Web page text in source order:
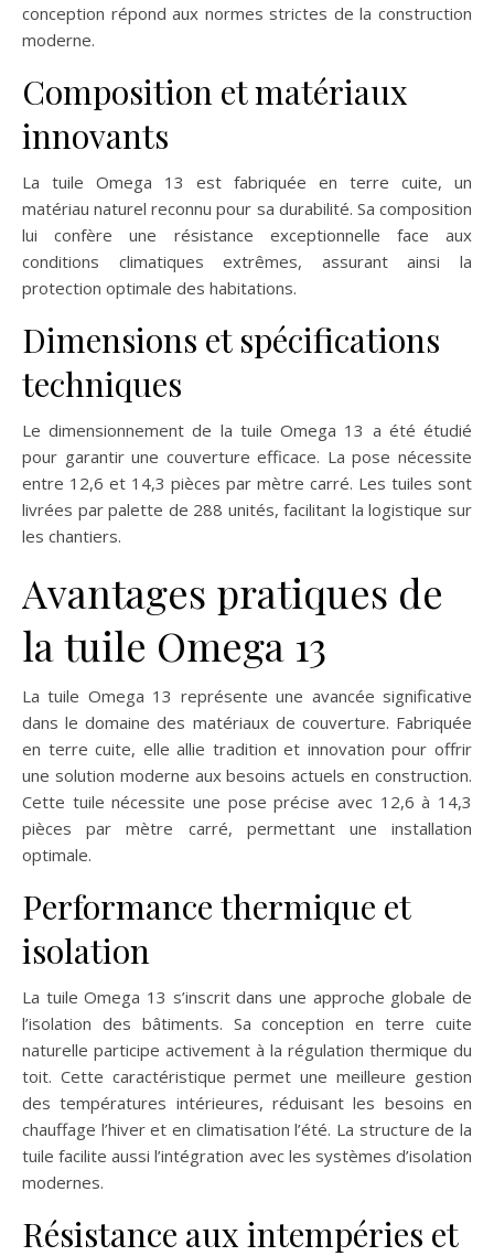
conception répond aux normes strictes de la construction
moderne.
Composition et matériaux
innovants
La tuile Omega 13 est fabriquée en terre cuite, un
matériau naturel reconnu pour sa durabilité. Sa composition
lui confère une résistance exceptionnelle face aux
conditions climatiques extrêmes, assurant ainsi la
protection optimale des habitations.
Dimensions et spécifications
techniques
Le dimensionnement de la tuile Omega 13 a été étudié
pour garantir une couverture efficace. La pose nécessite
entre 12,6 et 14,3 pièces par mètre carré. Les tuiles sont
livrées par palette de 288 unités, facilitant la logistique sur
les chantiers.
Avantages pratiques de
la tuile Omega 13
La tuile Omega 13 représente une avancée significative
dans le domaine des matériaux de couverture. Fabriquée
en terre cuite, elle allie tradition et innovation pour offrir
une solution moderne aux besoins actuels en construction.
Cette tuile nécessite une pose précise avec 12,6 à 14,3
pièces par mètre carré, permettant une installation
optimale.
Performance thermique et
isolation
La tuile Omega 13 s’inscrit dans une approche globale de
l’isolation des bâtiments. Sa conception en terre cuite
naturelle participe activement à la régulation thermique du
toit. Cette caractéristique permet une meilleure gestion
des températures intérieures, réduisant les besoins en
chauffage l’hiver et en climatisation l’été. La structure de la
tuile facilite aussi l’intégration avec les systèmes d’isolation
modernes.
Résistance aux intempéries et